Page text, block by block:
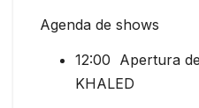
Agenda de shows
12:00 Apertura
KHALED